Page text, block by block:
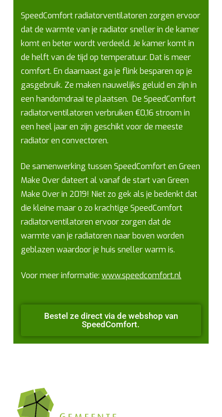
SpeedComfort radiatorventilatoren zorgen ervoor
dat de warmte van je radiator sneller in de kamer
komt en beter wordt verdeeld. Je kamer komt in
de helft van de tijd op temperatuur. Dat is meer
comfort. En daarnaast ga je flink besparen op je
gasgebruik. Ze maken nauwelijks geluid en zijn in
een handomdraai te plaatsen. De SpeedComfort
radiatorventilatoren verbruiken €0,16 stroom in
een heel jaar en zijn geschikt voor de meeste
radiator en convectoren.
De samenwerking tussen SpeedComfort en Green
Make Over dateert al vanaf de start van Green
Make Over in 2019! Niet zo gek als je bedenkt dat
die kleine maar o zo krachtige SpeedComfort
radiatorventilatoren ervoor zorgen dat de
warmte van je radiatoren naar boven worden
geblazen waardoor je huis sneller warm is.
Voor meer informatie: www.speedcomfort.nl
Bestel ze direct via de webshop van
SpeedComfort.